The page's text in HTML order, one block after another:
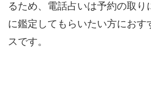
るため、電話占いは予約の取り
に鑑定してもらいたい方におす
スです。